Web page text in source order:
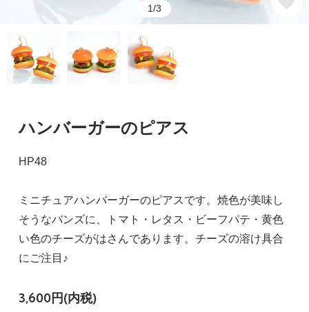
1/3
ハンバーガーのピアス
HP48
ミニチュアハンバーガーのピアスです。焼色が美味し
そうなバンズに、トマト・レタス・ビーフパテ・黄色
い色のチーズがはさんであります。チーズの溶け具合
にご注目♪
3,600円(内税)